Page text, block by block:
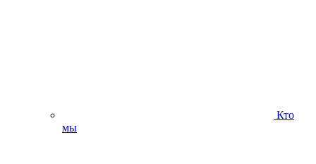
Кто
мы